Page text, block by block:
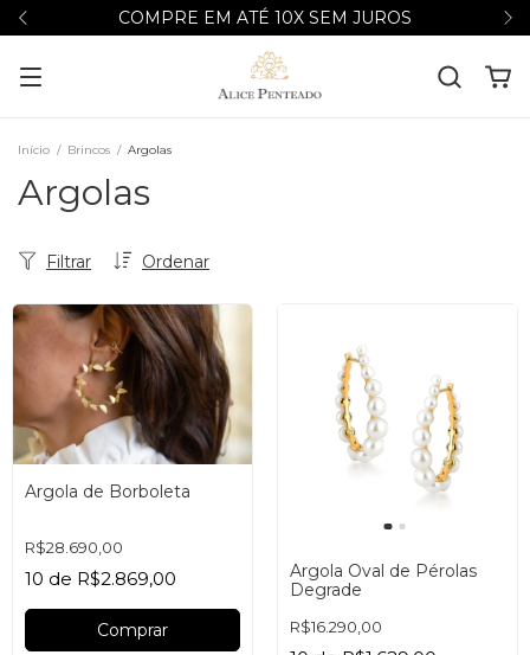
COMPRE EM ATÉ 10X SEM JUROS
Início / Brincos / Argolas
Argolas
Ordenar
Filtrar
Argola de Borboleta
R$28.690,00
10 de R$2.869,00
Argola Oval de Pérolas
Degrade
R$16.290,00